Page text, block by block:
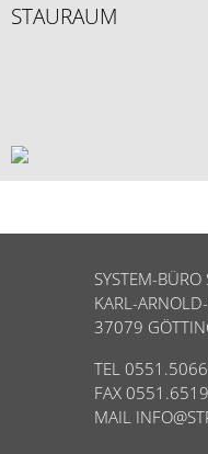
STAURAUM
SYSTEM-
KARL-
37079
TEL
FAX
MAIL